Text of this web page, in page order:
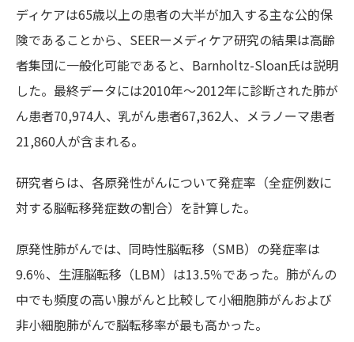
ディケアは65歳以上の患者の大半が加入する主な公的保
険であることから、SEERーメディケア研究の結果は高齢
者集団に一般化可能であると、Barnholtz-Sloan氏は説明
した。最終データには2010年～2012年に診断された肺が
ん患者70,974人、乳がん患者67,362人、メラノーマ患者
21,860人が含まれる。
研究者らは、各原発性がんについて発症率（全症例数に
対する脳転移発症数の割合）を計算した。
原発性肺がんでは、同時性脳転移（SMB）の発症率は
9.6％、生涯脳転移（LBM）は13.5％であった。肺がんの
中でも頻度の高い腺がんと比較して小細胞肺がんおよび
非小細胞肺がんで脳転移率が最も高かった。